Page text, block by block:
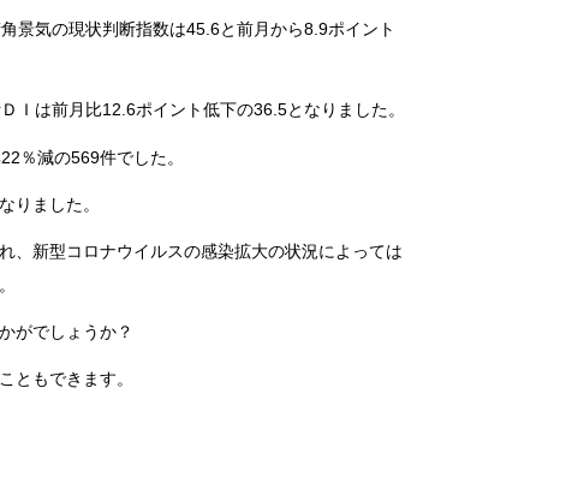
景気の現状判断指数は45.6と前月から8.9ポイント
Ｉは前月比12.6ポイント低下の36.5となりました。
％減の569件でした。
りました。
、新型コロナウイルスの感染拡大の状況によっては
がでしょうか？
ともできます。